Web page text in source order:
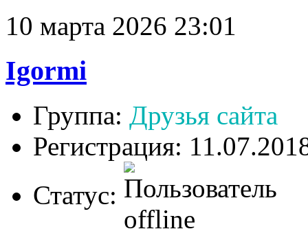
10 марта 2026 23:01
Igormi
Группа: Друзья сайта
Регистрация:
Статус: